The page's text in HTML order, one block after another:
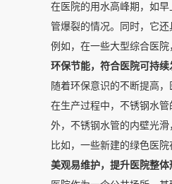
在医院的用水高峰期，如
管爆裂的情况。同时，它
例如，在一些大型综合医
环保节能，符合医院可持续
随着环保意识的不断提高
在生产过程中，不锈钢水
外，不锈钢水管的内壁光
比如，一些新建的绿色医
美观易维护，提升医院整体